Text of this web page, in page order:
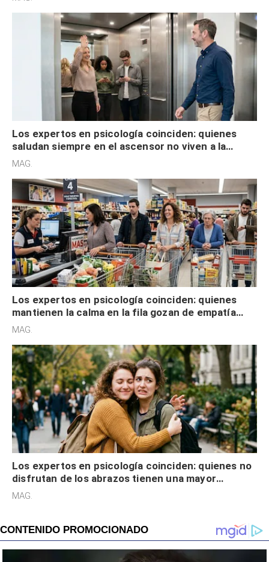
Los expertos en psicología coinciden: quienes
saludan siempre en el ascensor no viven a la
defensiva y tienen apertura social
MAG.
Los expertos en psicología coinciden: quienes
mantienen la calma en la fila gozan de empatía
cognitiva, gratitud y no solo tienen autocontrol
MAG.
Los expertos en psicología coinciden: quienes no
disfrutan de los abrazos tienen una mayor
sensibilidad a los estímulos físicos y no es por
MAG.